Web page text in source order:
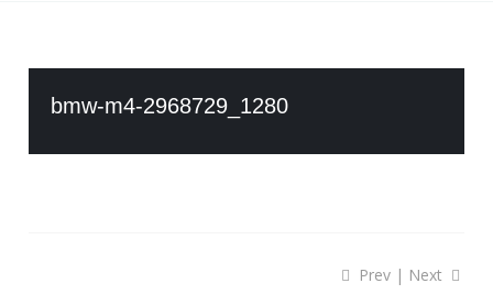
bmw-m4-2968729_1280
Prev| Next